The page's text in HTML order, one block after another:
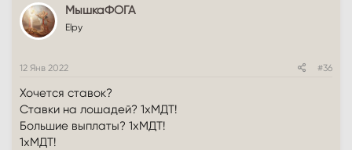
ц
и
и
МышкаФОГА
Elpy
12 Янв 2022 #36
Хочется ставок?
Ставки на лошадей? 1хМДТ!
Большие выплаты? 1хМДТ!
1хМДТ!